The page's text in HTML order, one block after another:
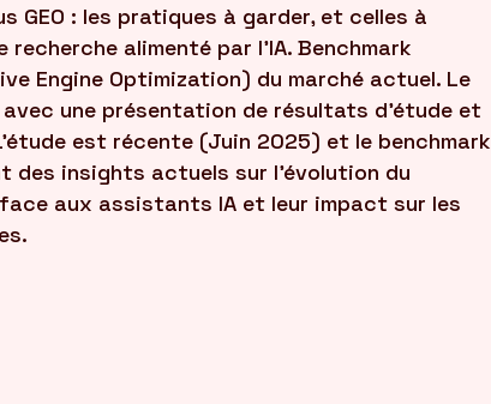
GEO : les pratiques à garder, et celles à
alimenté par l'IA. Benchmark
Engine Optimization) du marché actuel. Le
une présentation de résultats d'étude et
est récente (Juin 2025) et le benchmark
des insights actuels sur l'évolution du
aux assistants IA et leur impact sur les